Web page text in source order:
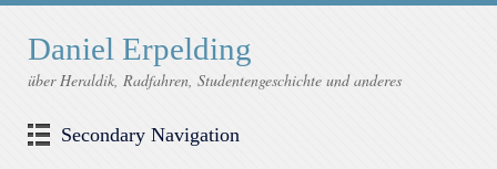
Daniel Erpelding
über Heraldik, Radfahren, Studentengeschichte und anderes
Secondary Navigation